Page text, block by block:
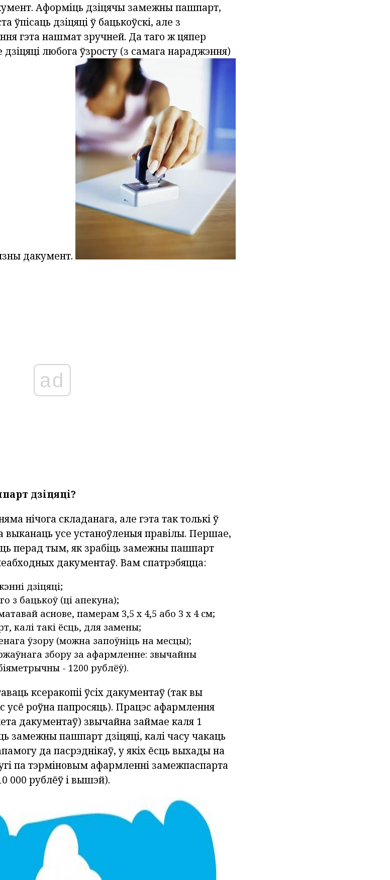
Аформіць дзіцячы замежны пашпарт,
дзіцяці ў бацькоўскі, але з
гэта нашмат зручней. Да таго ж цяпер
любога ўзросту (з самага нараджэння)
дакумент.
ad
дзіцяці?
нічога складанага, але гэта так толькі ў
выканаць усе устаноўленыя правілы. Першае,
перад тым, як зрабіць замежны пашпарт
дакументаў. Вам спатрэбяцца:
дзіцяці;
з бацькоў (ці апекуна);
аснове, памерам 3,5 х 4,5 або 3 х 4 см;
калі такі ёсць, для замены;
ўзору (можна запоўніць на месцы);
збору за афармленне: звычайны
- 1200 рублёў).
ксеракопіі ўсіх дакументаў (так вы
усё роўна папросяць). Працэс афармлення
дакументаў) звычайна займае каля 1
замежны пашпарт дзіцяці, калі часу чакаць
да пасрэднікаў, у якіх ёсць выхады на
па тэрміновым афармленні замежпаспарта
000 рублёў і вышэй).